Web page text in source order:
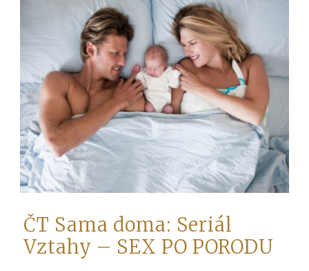
ČT Sama doma: Seriál
Vztahy – SEX PO PORODU